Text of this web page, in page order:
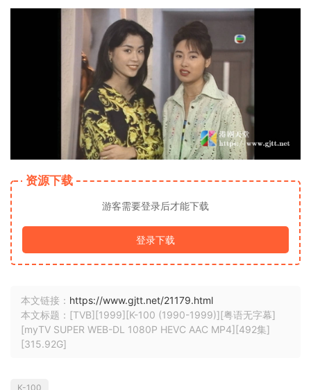
资源下载
游客需要登录后才能下载
登录下载
本文链接： https://www.gjtt.net/21179.html
本文标题：[TVB][1999][K-100 (1990-1999)][粤语无字幕]
[myTV SUPER WEB-DL 1080P HEVC AAC MP4][492集]
[315.92G]
K-100